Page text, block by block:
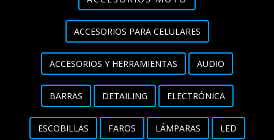
ACCESORIOS PARA CELULARES
ACCESORIOS Y HERRAMIENTAS AUDIO
BARRAS DETAILING ELECTRÓNICA
ESCOBILLAS FAROS LÁMPARAS LED